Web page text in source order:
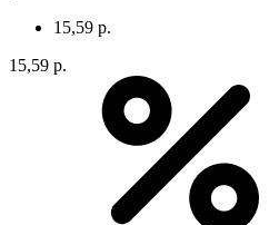
15,59 р.
15,59 р.